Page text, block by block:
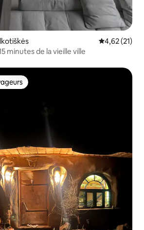
Évaluation
4,62 (21)
minutes de la vieille ville